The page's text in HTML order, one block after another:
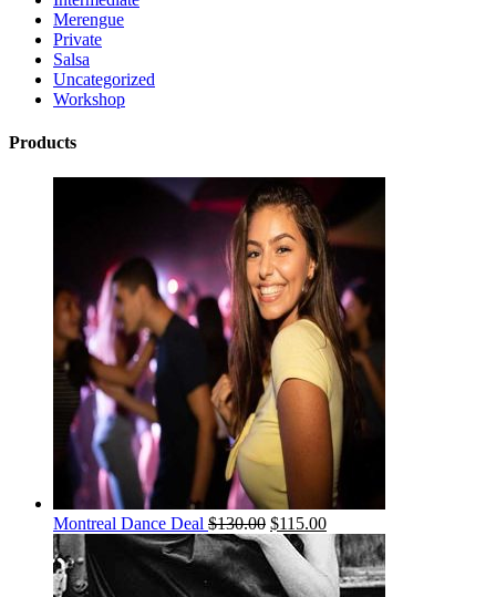
Merengue
Private
Salsa
Uncategorized
Workshop
Products
Montreal Dance Deal $130.00 $115.00